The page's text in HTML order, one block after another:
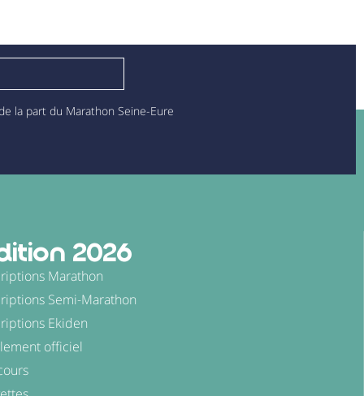
la part du Marathon Seine-Eure
2026
Marathon
Semi-Marathon
Ekiden
officiel